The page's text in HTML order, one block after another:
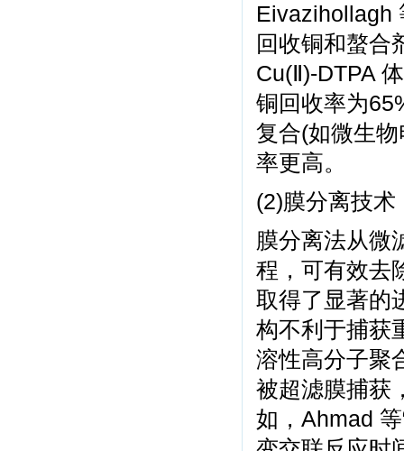
Eivazihollagh
回收铜和螯合
Cu(Ⅱ)-DTPA
铜回收率为
复合(如微生
率更高。
(2)膜分离技术
膜分离法从微
程，可有效去
取得了显著的
构不利于捕获
溶性高分子聚
被超滤膜捕获
如，Ahmad